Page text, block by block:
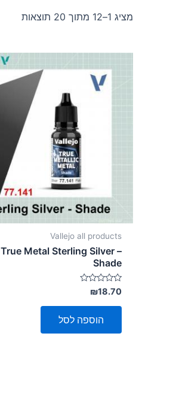
מציג 1–12 מתוך 20 תוצאות
Vallejo all products
True Metal Sterling Silver –
Shade
דורג
0
מתוך
₪18.70
הוספה לסל